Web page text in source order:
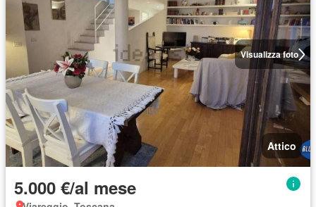
Visualizza foto
Attico
5.000 €/al mese